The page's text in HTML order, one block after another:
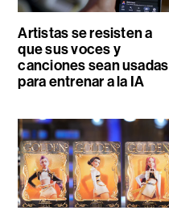
Artistas se resisten a
que sus voces y
canciones sean usadas
para entrenar a la IA